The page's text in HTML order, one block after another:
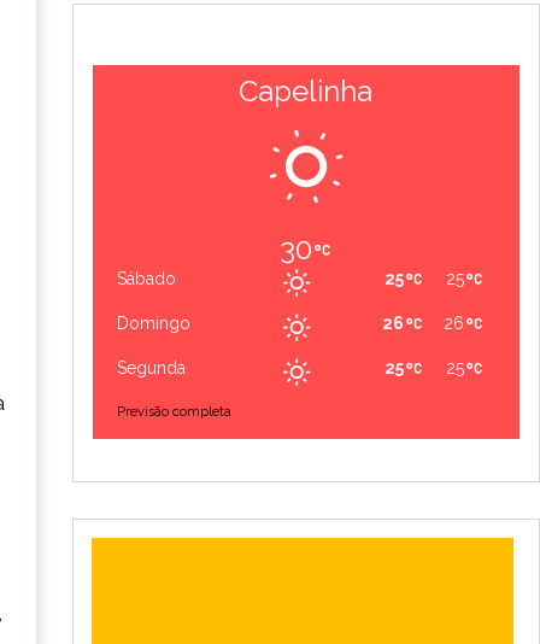
Capelinha
30
Sábado 25
25
Domingo 26
26
Segunda 25
25
Previsão completa